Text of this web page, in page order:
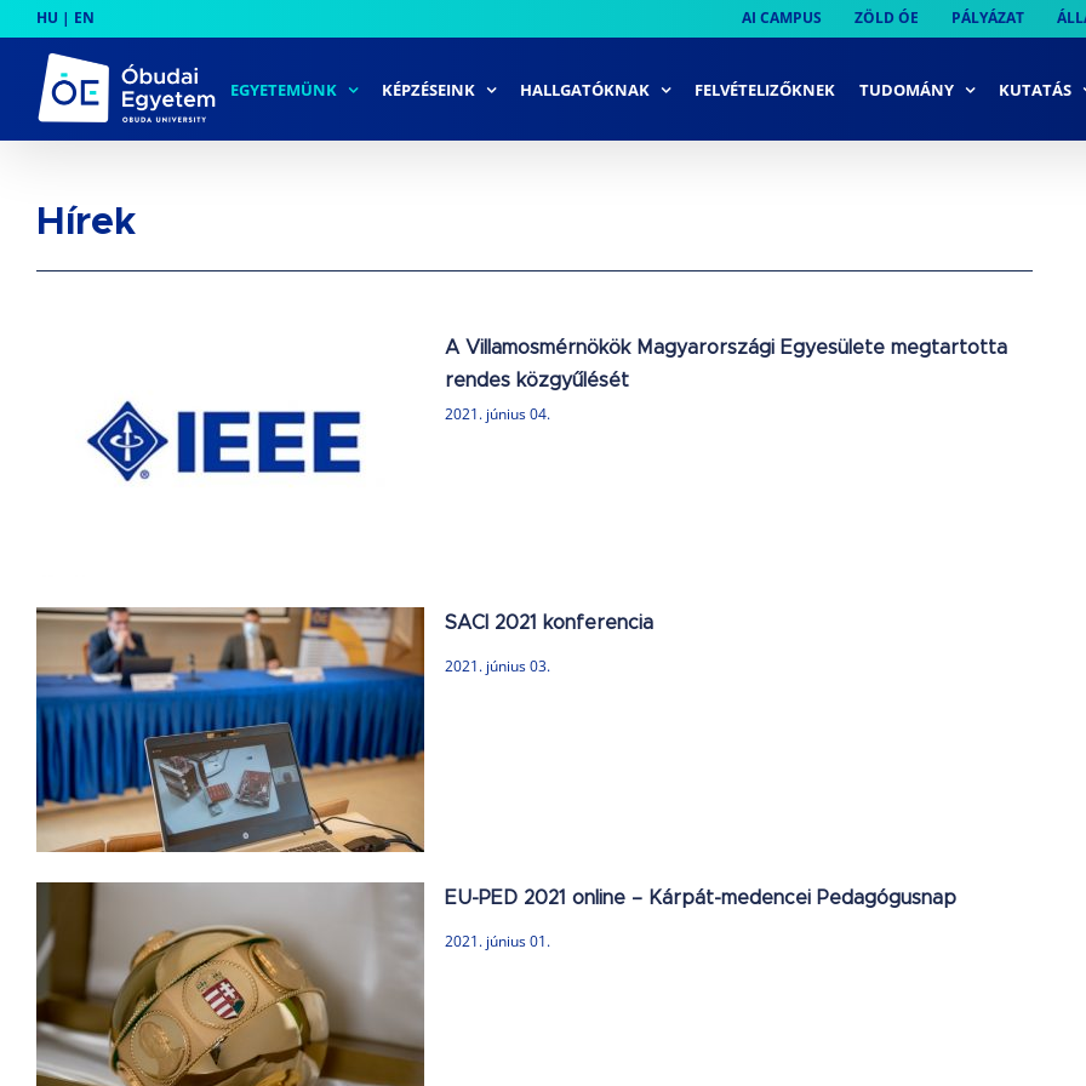
to
content
HU | EN AI CAMPUS ZÖLD ÓE PÁLYÁZAT
EGYETEMÜNK KÉPZÉSEINK HALLGATÓKNAK FELVÉTELIZŐKNEK TUDOMÁNY KUTATÁS
Hírek
A Villamosmérnökök Magyarországi Egyesülete megtartotta
rendes közgyűlését
2021. június 04.
SACI 2021 konferencia
2021. június 03.
EU-PED 2021 online – Kárpát-medencei Pedagógusnap
2021. június 01.